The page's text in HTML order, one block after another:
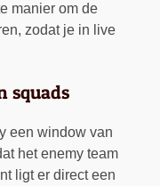
manier om de
zodat je in live
squads
een window van
het enemy team
ligt er direct een